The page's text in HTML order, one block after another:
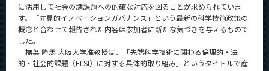
に活用して社会の諸課題への的確な対応を図ることが求められていま
す。「先見的イノベーションガバナンス」という最新の科学技術政策の
概念と合わせて報告された内容は参加者に新たな気づきを与えるもので
した。
標葉 隆馬 大阪大学准教授は、「先端科学技術に関わる倫理的・法
的・社会的課題（ELSI）に対する具体的取り組み」というタイトルで産